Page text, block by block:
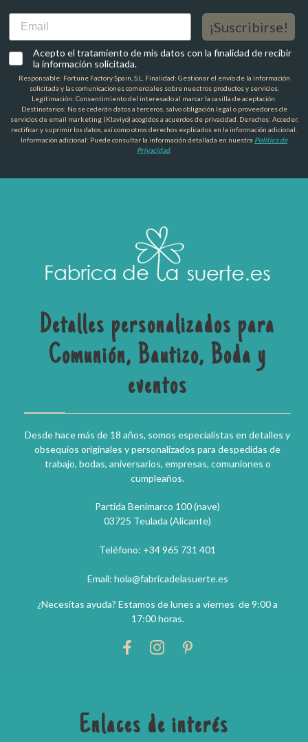
Email
¡Suscribirse!
Acepto el tratamiento de mis datos con la finalidad de recibir
la información solicitada.
Responsable: Fortune Factory Spain, S.L. Finalidad: Gestionar el envío de la información
solicitada y las comunicaciones comerciales sobre nuestros productos y servicios.
Legitimación: Consentimiento del interesado al marcar la casilla de aceptación.
Destinatarios: No se cederán datos a terceros, salvo obligación legal o proveedores de
servicios de email marketing (Klaviyo) acogidos a acuerdos de privacidad. Derechos: Acceder,
rectificar y suprimir los datos, así como otros derechos explicados en la información adicional.
Información adicional: Puede consultar la información detallada en nuestra Política de
Privacidad.
Detalles personalizados para
Comunión, Bautizo, Boda y
eventos
Desde hace más de 18 años, somos especialistas en detalles y
obsequios originales y personalizados para despedidas de
trabajo, bodas, aniversarios, empresas, comuniones o
cumpleaños.
Partida Benimarco 100 (nave)
03725 Teulada (Alicante)
Teléfono: +34 965 731 401
Email: hola@fabricadelasuerte.es
¿Necesitas ayuda? Estamos de lunes a viernes de 9:00 a
17:00 horas.
Enlaces de interés